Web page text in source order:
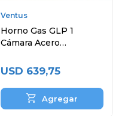
Ventus
Horno Gas GLP 1
Cámara Acero
USD 639,75